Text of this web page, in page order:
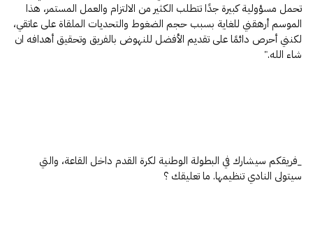
تحمل مسؤولية كبيرة جدًا تتطلب الكثير من الالتزام والعمل المستمر، هذا
الموسم أرهقني للغاية بسبب حجم الضغوط والتحديات الملقاة على عاتقي،
لكنني أحرص دائمًا على تقديم الأفضل للنهوض بالفريق وتحقيق أهدافه ان
شاء الله."
_فريقكم سيشارك في البطولة الوطنية لكرة القدم داخل القاعة، والتي
سيتولى النادي تنظيمها. ما تعليقك ؟